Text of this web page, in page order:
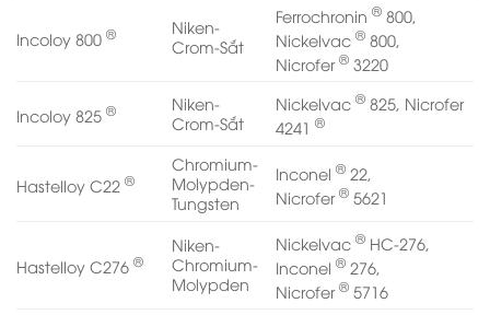
Incoloy 800 ®
Niken-
Crom-Sắt
Ferrochronin® 800,
Nickelvac® 800,
Nicrofer® 3220
Incoloy 825 ®
Niken-
Crom-Sắt
Nickelvac® 825, Nicrofer
4241®
Hastelloy C22 ®
Chromium-
Molypden-
Tungsten
Inconel® 22,
Nicrofer® 5621
Hastelloy C276 ®
Niken-
Chromium-
Molypden
Nickelvac® HC-276,
Inconel® 276,
Nicrofer® 5716